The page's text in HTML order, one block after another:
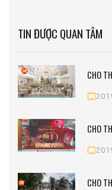
TIN ĐƯỢC QUAN TÂM
CHO
CHO
CHO